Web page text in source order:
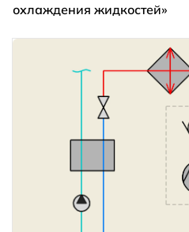
охлаждения жидкостей»